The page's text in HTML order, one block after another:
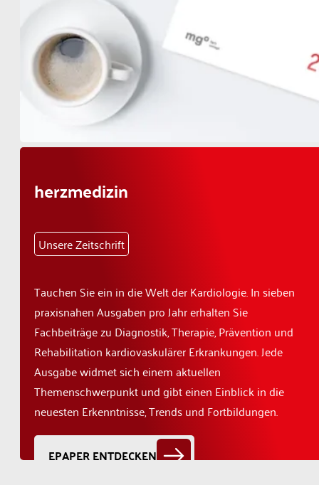
herzmedizin
Unsere Zeitschrift
Tauchen Sie ein in die Welt der Kardiologie. In sieben
praxisnahen Ausgaben pro Jahr erhalten Sie
Fachbeiträge zu Diagnostik, Therapie, Prävention und
Rehabilitation kardiovaskulärer Erkrankungen. Jede
Ausgabe widmet sich einem aktuellen
Themenschwerpunkt und gibt einen Einblick in die
neuesten Erkenntnisse, Trends und Fortbildungen.
EPAPER ENTDECKEN